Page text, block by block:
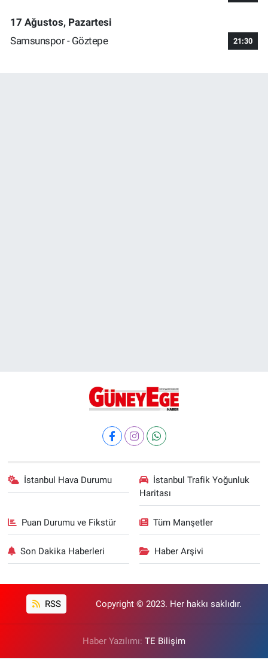
17 Ağustos, Pazartesi
Samsunspor - Göztepe
21:30
İstanbul Hava Durumu
İstanbul Trafik Yoğunluk
Haritası
Puan Durumu ve Fikstür Tüm Manşetler
Son Dakika Haberleri Haber Arşivi
RSS Copyright © 2023. Her hakkı saklıdır.
Haber Yazılımı: TE Bilişim